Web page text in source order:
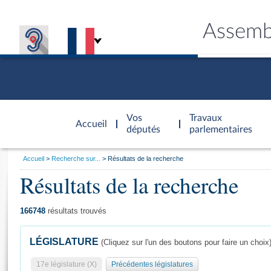
Accueil
d'accueil
Vos
députés
Travaux
parlementaires
Général
Vous
Accueil Recherche sur... Résultats de la recherche
Résultats de la recherche
166748 résultats trouvés
LÉGISLATURE (Cliquez sur l'un des boutons pour faire un choix)
17e législature (X) Précédentes législatures